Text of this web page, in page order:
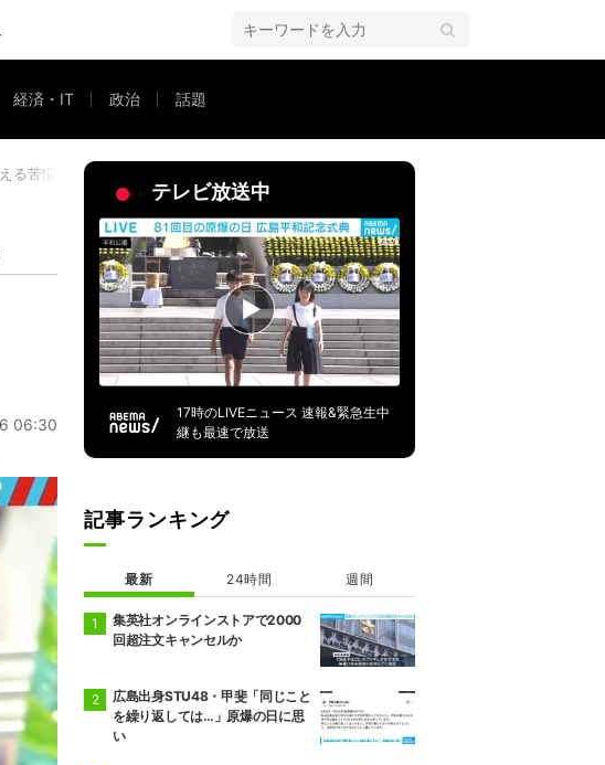
経済・IT 政治 話題
る苦悩と課題とは
06:30
テレビ放送中
17時のLIVEニュース 速報&緊急生中
継も最速で放送
記事ランキング
最新 24時間 週間
集英社オンラインストアで2000
回超注文キャンセルか
広島出身STU48・甲斐「同じこと
を繰り返しては…」原爆の日に思
い